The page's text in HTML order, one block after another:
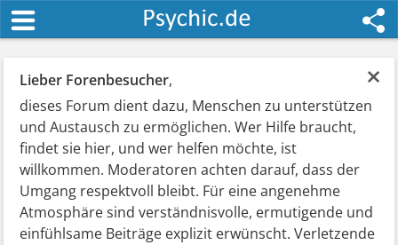
×
Lieber Forenbesucher,
dieses Forum dient dazu, Menschen zu unterstützen
und Austausch zu ermöglichen. Wer Hilfe braucht,
findet sie hier, und wer helfen möchte, ist
willkommen. Moderatoren achten darauf, dass der
Umgang respektvoll bleibt. Für eine angenehme
Atmosphäre sind verständnisvolle, ermutigende und
einfühlsame Beiträge explizit erwünscht. Verletzende